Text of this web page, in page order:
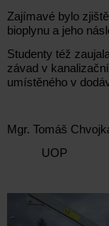
Zajímavé bylo
bioplynu a jeho
Studenty též
závad v
umístěného v
Mgr. Tomáš
UOP